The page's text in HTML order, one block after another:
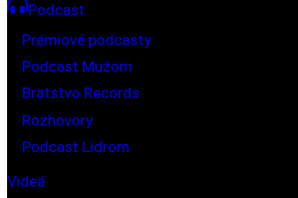
Podcast
Prémiové podcasty
Podcast Mužom
Bratstvo Records
Rozhovory
Podcast Lídrom
Videá